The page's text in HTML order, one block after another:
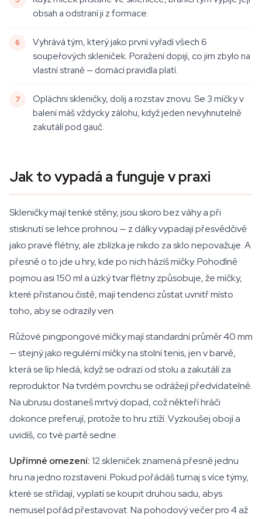
obsah a odstraní ji z formace.
Vyhrává tým, který jako první vyřadí všech 6
soupeřových skleniček. Poražení dopijí, co jim zbylo na
vlastní straně — domácí pravidla platí.
Opláchni skleničky, dolij a rozstav znovu. Se 3 míčky v
balení máš vždycky zálohu, když jeden nevyhnutelně
zakutálí pod gauč.
Jak to vypadá a funguje v praxi
Skleničky mají tenké stěny, jsou skoro bez váhy a při
stisknutí se lehce prohnou — z dálky vypadají přesvědčivě
jako pravé flétny, ale zblízka je nikdo za sklo nepovažuje. A
přesně o to jde u hry, kde po nich házíš míčky. Pohodlně
pojmou asi 150 ml a úzký tvar flétny způsobuje, že míčky,
které přistanou čistě, mají tendenci zůstat uvnitř místo
toho, aby se odrazily ven.
Růžové pingpongové míčky mají standardní průměr 40 mm
— stejný jako regulérní míčky na stolní tenis, jen v barvě,
která se líp hledá, když se odrazí od stolu a zakutálí za
reproduktor. Na tvrdém povrchu se odrážejí předvídatelně.
Na ubrusu dostaneš mrtvý dopad, což někteří hráči
dokonce preferují, protože to hru ztíží. Vyzkoušej obojí a
uvidíš, co tvé partě sedne.
Upřímné omezení:12 skleniček znamená přesně jednu
hru na jedno rozstavení. Pokud pořádáš turnaj s více týmy,
které se střídají, vyplatí se koupit druhou sadu, abys
nemusel pořád přestavovat. Na pohodový večer pro 4 až